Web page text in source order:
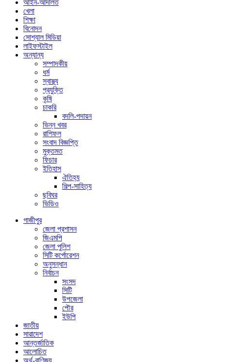
আইন-আদালত
খেলা
শিক্ষা
বিনোদন
সোশ্যাল মিডিয়া
লাইফস্টাইল
অন্যান্য
সম্পাদকীয়
ধর্ম
স্বাস্থ্য
প্রযুক্তি
কৃষি
চাকরি
বদলি-পদায়ন
ভিন্ন খবর
রাশিফল
সংবাদ বিজ্ঞপ্তি
মুক্তমত
ফিচার
ইতিহাস
ঐতিহ্য
শিল্প-সাহিত্য
ছবিঘর
ভিডিও
গাজীপুর
জেলা প্রশাসন
জিএমপি
জেলা পুলিশ
সিটি কর্পোরেশন
অনুসন্ধান
নির্বাচন
সংসদ
সিটি
উপজেলা
পৌর
ইউপি
জাতীয়
সারাদেশ
আন্তর্জাতিক
আলোচিত
অর্থ-বাণিজ্য